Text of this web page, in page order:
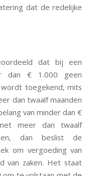
dat de redelijke
dat bij een
dan € 1.000 geen
toegekend, mits
dan twaalf maanden
van minder dan €
meer dan twaalf
dan beslist de
om vergoeding van
van zaken. Het staat